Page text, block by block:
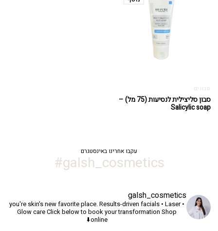
סבונים
סבון סליצילית לנסיעות (75 מל) –
Salicylic soap
עקבו אחרינו באינסטגרם
galsh_cosmetics#
galsh_cosmetics
you're skin's new favorite place.Results-driven facials • Laser •
Glow careClick below to book your transformation Shop
online⬇️